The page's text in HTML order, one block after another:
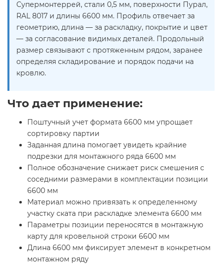
Супермонтеррей, стали 0,5 мм, поверхности Пурал,
RAL 8017 и длины 6600 мм. Профиль отвечает за
геометрию, длина — за раскладку, покрытие и цвет
— за согласование видимых деталей. Продольный
размер связывают с протяженным рядом, заранее
определяя складирование и порядок подачи на
кровлю.
Что дает применение:
Поштучный учет формата 6600 мм упрощает
сортировку партии
Заданная длина помогает увидеть крайние
подрезки для монтажного ряда 6600 мм
Полное обозначение снижает риск смешения с
соседними размерами в комплектации позиции
6600 мм
Материал можно привязать к определенному
участку ската при раскладке элемента 6600 мм
Параметры позиции переносятся в монтажную
карту для кровельной строки 6600 мм
Длина 6600 мм фиксирует элемент в конкретном
монтажном ряду